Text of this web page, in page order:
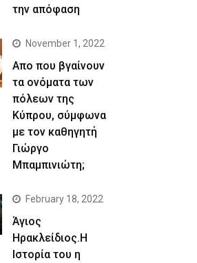
την απόφαση
November 1, 2022
Απο που βγαίνουν
τα ονόματα των
πόλεων της
Κύπρου, σύμφωνα
με τον καθηγητή
Γιώργο
Μπαμπινιώτη;
February 18, 2022
Άγιος
Ηρακλείδιος.Η
Ιστορία του η